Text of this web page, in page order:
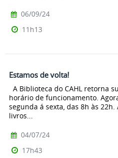
06/09/24
11h13
Estamos de volta!
A Biblioteca do CAHL retorna
horário de funcionamento.
segunda á sexta, das 8h às
livros...
04/07/24
17h43